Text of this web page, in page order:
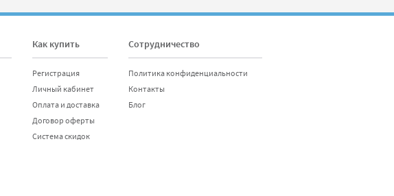
Как купить
Регистрация
Личный кабинет
Оплата и доставка
Договор оферты
Система скидок
Сотрудничество
Политика конфиденциальности
Контакты
Блог